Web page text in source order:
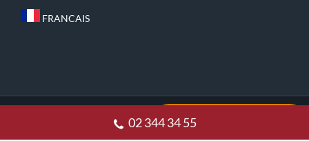
FRANCAIS
CONDITIONS GÉNÉRALES DE VENTE
02 344 34 55